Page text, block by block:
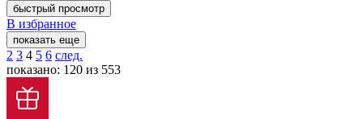
быстрый просмотр
В избранное
показать еще
2 3 4 5 6 след.
показано: 120 из 553